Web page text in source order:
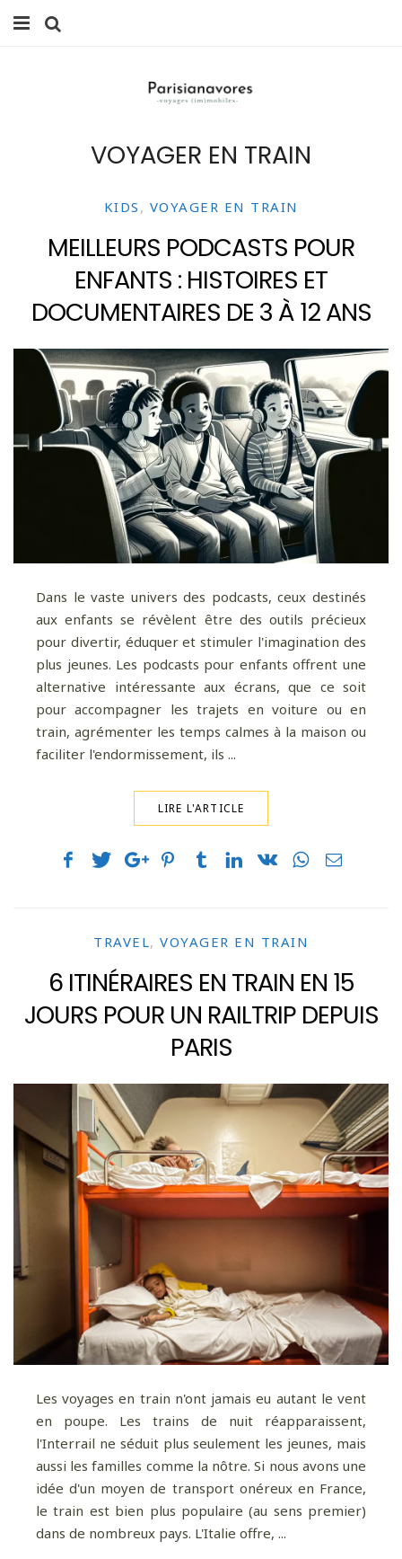
FAMILLE
VOYAGES
BALADES À PARIS
LIFESTYLE
CULTURE
0 ITEMS -0,00€
VOYAGER EN TRAIN
KIDS , VOYAGER EN TRAIN
MEILLEURS PODCASTS POUR
ENFANTS : HISTOIRES ET
DOCUMENTAIRES DE 3 À 12 ANS
Dans le vaste univers des podcasts, ceux destinés
aux enfants se révèlent être des outils précieux
pour divertir, éduquer et stimuler l'imagination des
plus jeunes. Les podcasts pour enfants offrent une
alternative intéressante aux écrans, que ce soit
pour accompagner les trajets en voiture ou en
train, agrémenter les temps calmes à la maison ou
faciliter l'endormissement, ils ...
LIRE L'ARTICLE
TRAVEL, VOYAGER EN TRAIN
6 ITINÉRAIRES EN TRAIN EN 15
JOURS POUR UN RAILTRIP DEPUIS
PARIS
Les voyages en train n'ont jamais eu autant le vent
en poupe. Les trains de nuit réapparaissent,
l'Interrail ne séduit plus seulement les jeunes, mais
aussi les familles comme la nôtre. Si nous avons une
idée d'un moyen de transport onéreux en France,
le train est bien plus populaire (au sens premier)
dans de nombreux pays. L'Italie offre, ...